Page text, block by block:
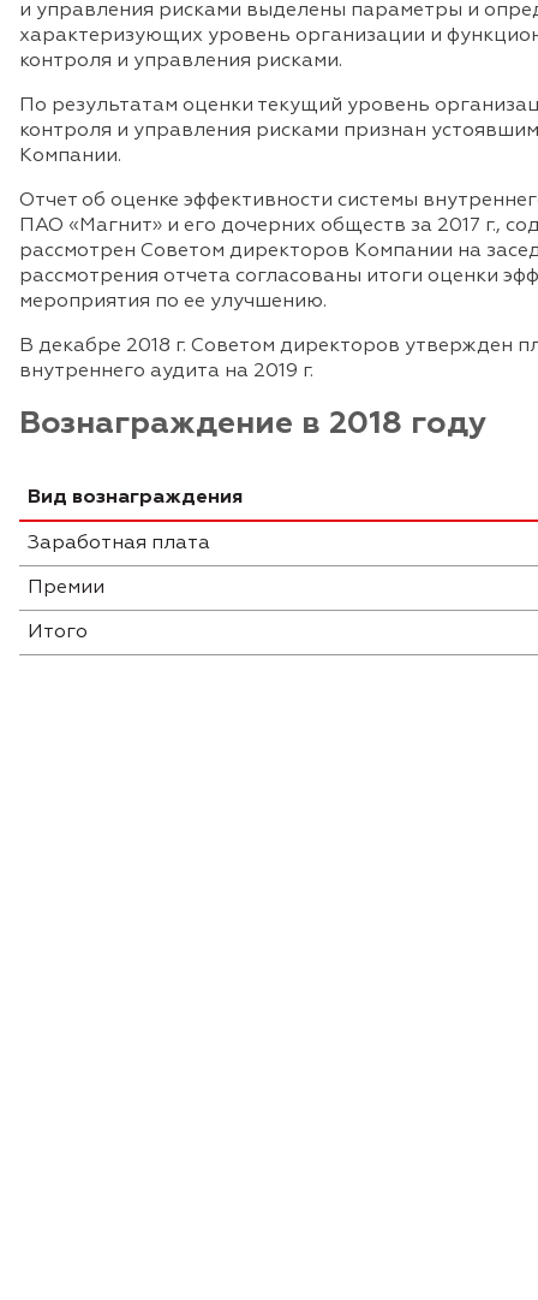
и управления рисками выделены параметры и
характеризующих уровень организации и
контроля и управления рисками.
По результатам оценки текущий уровень
контроля и управления рисками признан
Компании.
Отчет об оценке эффективности системы
ПАО «Магнит» и его дочерних обществ за 2017 г.,
рассмотрен Советом директоров Компании на
рассмотрения отчета согласованы итоги оценки
мероприятия по ее улучшению.
В декабре 2018 г. Советом директоров утвержден
внутреннего аудита на 2019 г.
Вознаграждение в 2018 году
Вид вознаграждения
Заработная плата
Премии
Итого